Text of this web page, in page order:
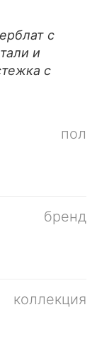
с
и
с
пол
бренд
коллекция